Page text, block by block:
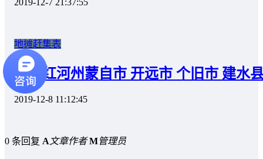
2019-12-7 21:37:55
地摊赶集表
云南红河州蒙自市 开远市 个旧市 建水
2019-12-8 11:12:45
0 条回复 A 文章作者 M管理员